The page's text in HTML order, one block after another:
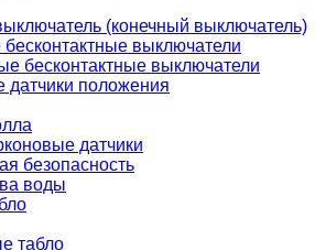
(конечный выключатель)
выключатели
бесконтактные выключатели
датчики положения
датчики
безопасность
воды
табло